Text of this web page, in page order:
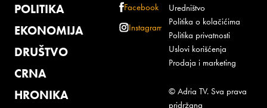
POLITIKA
EKONOMIJA
DRUŠTVO
CRNA
HRONIKA
Facebook
Instagram
Uredništvo
Politika o kolačićima
Politika privatnosti
Uslovi korišćenja
Prodaja i marketing
© Adria TV. Sva prava
pridržana